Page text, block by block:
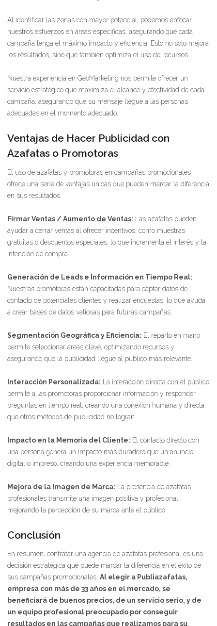
Al identificar las zonas con mayor potencial, podemos enfocar
nuestros esfuerzos en áreas específicas, asegurando que cada
campaña tenga el máximo impacto y eficiencia. Esto no solo mejora
los resultados, sino que también optimiza el uso de recursos.
Nuestra experiencia en GeoMarketing nos permite ofrecer un
servicio estratégico que maximiza el alcance y efectividad de cada
campaña, asegurando que su mensaje llegue a las personas
adecuadas en el momento adecuado.
Ventajas de Hacer Publicidad con
Azafatas o Promotoras
El uso de azafatas y promotoras en campañas promocionales
ofrece una serie de ventajas únicas que pueden marcar la diferencia
en sus resultados.
Firmar Ventas / Aumento de Ventas: Las azafatas pueden
ayudar a cerrar ventas al ofrecer incentivos, como muestras
gratuitas o descuentos especiales, lo que incrementa el interés y la
intención de compra.
Generación de Leads e Información en Tiempo Real:
Nuestras promotoras están capacitadas para captar datos de
contacto de potenciales clientes y realizar encuestas, lo que ayuda
a crear bases de datos valiosas para futuras campañas.
Segmentación Geográfica y Eficiencia: El reparto en mano
permite seleccionar áreas clave, optimizando recursos y
asegurando que la publicidad llegue al público más relevante.
Interacción Personalizada: La interacción directa con el público
permite a las promotoras proporcionar información y responder
preguntas en tiempo real, creando una conexión humana y directa
que otros métodos de publicidad no logran.
Impacto en la Memoria del Cliente: El contacto directo con
una persona genera un impacto más duradero que un anuncio
digital o impreso, creando una experiencia memorable.
Mejora de la Imagen de Marca: La presencia de azafatas
profesionales transmite una imagen positiva y profesional,
mejorando la percepción de su marca ante el público.
Conclusión
En resumen, contratar una agencia de azafatas profesional es una
decisión estratégica que puede marcar la diferencia en el éxito de
sus campañas promocionales. Al elegir a Publiazafatas,
empresa con más de 33 años en el mercado, se
beneficiará de buenos precios, de un servicio serio, y de
un equipo profesional preocupado por conseguir
resultados en las campañas que realizamos para su